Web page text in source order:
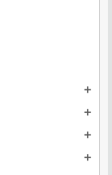
add
add
add
add